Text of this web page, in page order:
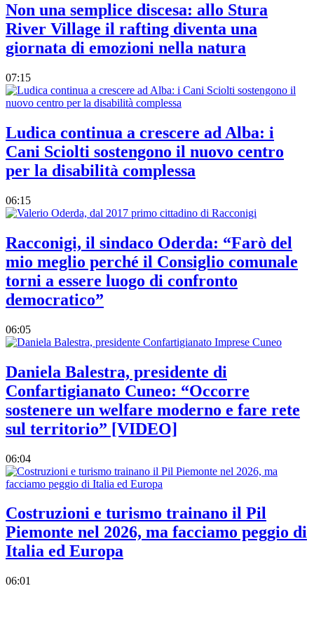
Non una semplice discesa: allo Stura
River Village il rafting diventa una
giornata di emozioni nella natura
07:15
Ludica continua a crescere ad Alba: i
Cani Sciolti sostengono il nuovo centro
per la disabilità complessa
06:15
Racconigi, il sindaco Oderda: “Farò del
mio meglio perché il Consiglio comunale
torni a essere luogo di confronto
democratico”
06:05
Daniela Balestra, presidente di
Confartigianato Cuneo: “Occorre
sostenere un welfare moderno e fare rete
sul territorio” [VIDEO]
06:04
Costruzioni e turismo trainano il Pil
Piemonte nel 2026, ma facciamo peggio di
Italia ed Europa
06:01